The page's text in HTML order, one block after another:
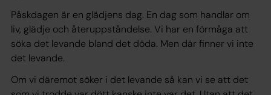
Påskdagen är en glädjens dag. En dag som handlar om
liv, glädje och återuppståndelse. Vi har en förmåga att
söka det levande bland det döda. Men där finner vi inte
det levande.
Om vi däremot söker i det levande så kan vi se att det